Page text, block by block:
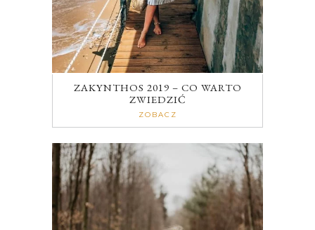
ZAKYNTHOS 2019 – CO WARTO
ZWIEDZIĆ
ZOBACZ